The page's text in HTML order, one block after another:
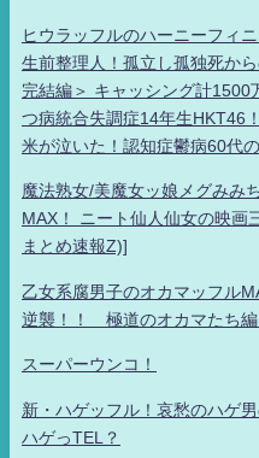
ヒウラッフルのハーニーフィ
生前整理人！孤立し孤独死か
完結編＞ キャッシング計1500
つ病統合失調症14年生HKT46
米が泣いた！認知症鬱病60代
魔法熟女/美魔女ッ娘メグみみ
MAX！ ニート仙人仙女の映画
まとめ速報Z)]
乙女系腐男子のオカマッフル
逆襲！！ 極道のオカマたち編
スーパーウンコ！
新・ハゲッフル！哀愁のハゲ
ハゲっTEL？